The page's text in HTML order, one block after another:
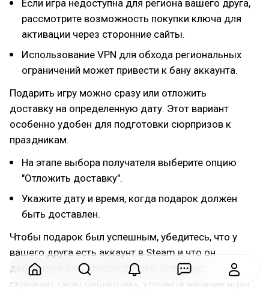
Если игра недоступна для региона вашего друга,
рассмотрите возможность покупки ключа для
активации через сторонние сайты.
Использование VPN для обхода региональных
ограничений может привести к бану аккаунта.
Подарить игру можно сразу или отложить
доставку на определенную дату. Этот вариант
особенно удобен для подготовки сюрпризов к
праздникам.
На этапе выбора получателя выберите опцию
"Отложить доставку".
Укажите дату и время, когда подарок должен
быть доставлен.
Чтобы подарок был успешным, убедитесь, что у
вашего друга есть аккаунт в Steam и что он
добавлен в ваш список друзей. Если друг
скрывает свою библиотеку, уточните наличие игры